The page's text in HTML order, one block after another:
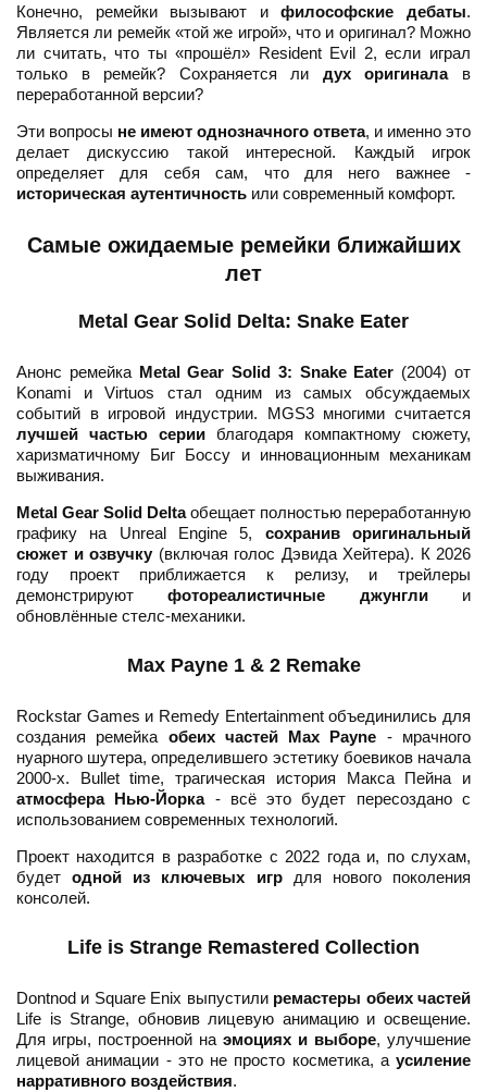
Конечно, ремейки вызывают ифилософские дебаты.
Является ли ремейк «той же игрой», что и оригинал? Можно
ли считать, что ты «прошёл» Resident Evil 2, если играл
только в ремейк? Сохраняется ли дух оригиналав
переработанной версии?
Эти вопросы не имеют однозначного ответа, и именно это
делает дискуссию такой интересной. Каждый игрок
определяет для себя сам, что для него важнее -
историческая аутентичность или современный комфорт.
Самые ожидаемые ремейки ближайших
лет
Metal Gear Solid Delta: Snake Eater
Анонс ремейка Metal Gear Solid 3: Snake Eater (2004) от
Konami и Virtuos стал одним из самых обсуждаемых
событий в игровой индустрии. MGS3 многими считается
лучшей частью серии благодаря компактному сюжету,
харизматичному Биг Боссу и инновационным механикам
выживания.
Metal Gear Solid Deltaобещает полностью переработанную
графику на Unreal Engine 5, сохранив оригинальный
сюжет и озвучку (включая голос Дэвида Хейтера). К 2026
году проект приближается к релизу, и трейлеры
демонстрируютфотореалистичные джунглии
обновлённые стелс-механики.
Max Payne 1 & 2 Remake
Rockstar Games и Remedy Entertainment объединились для
создания ремейка обеих частей Max Payne - мрачного
нуарного шутера, определившего эстетику боевиков начала
2000-х. Bullet time, трагическая история Макса Пейна и
атмосфера Нью-Йорка- всё это будет пересоздано с
использованием современных технологий.
Проект находится в разработке с 2022 года и, по слухам,
будетодной из ключевых игрдля нового поколения
консолей.
Life is Strange Remastered Collection
Dontnod и Square Enix выпустили ремастеры обеих частей
Life is Strange, обновив лицевую анимацию и освещение.
Для игры, построенной на эмоциях и выборе, улучшение
лицевой анимации - это не просто косметика, а усиление
нарративного воздействия.